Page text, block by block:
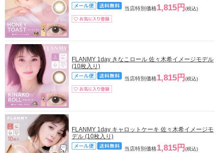
当店特別価格1,815円 (税込)
FLANMY 1day きなこロール 佐々木希イメージモデル
(10枚入り)
当店特別価格1,815円 (税込)
FLANMY 1day キャロットケーキ 佐々木希イメージモ
デル (10枚入り)
当店特別価格1,815円 (税込)